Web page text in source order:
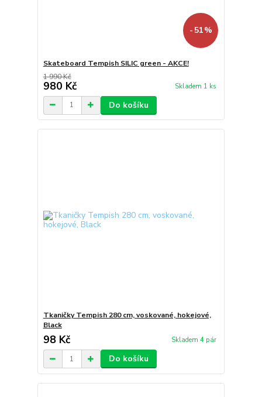
- 51 %
Skateboard Tempish SILIC green - AKCE!
1 990 Kč
980 Kč Skladem 1 ks
Do košíku
Tkaničky Tempish 280 cm, voskované, hokejové,
Black
98 Kč Skladem 4 pár
Do košíku